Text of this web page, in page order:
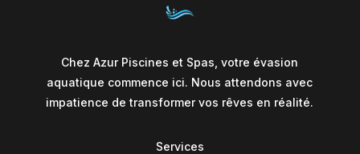
Chez Azur Piscines et Spas, votre évasion
aquatique commence ici. Nous attendons avec
impatience de transformer vos rêves en réalité.
Services